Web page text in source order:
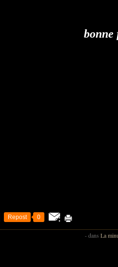
bonne
Repost 0
-dans La